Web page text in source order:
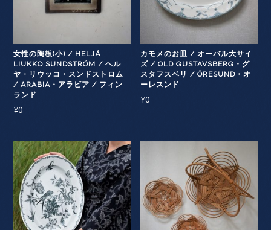
女性の陶板(小) / HELJÄ
LIUKKO SUNDSTRÖM / ヘル
ヤ・リウッコ・スンドストロム
/ ARABIA・アラビア / フィン
ランド
¥0
カモメのお皿 / オーバル大サイ
ズ / OLD GUSTAVSBERG・グ
スタフスベリ / ÖRESUND・オ
ーレスンド
¥0